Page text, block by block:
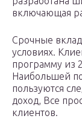
включающая
Срочные
условиях.
программу из
Наибольшей
пользуются
доход, Все
клиентов.